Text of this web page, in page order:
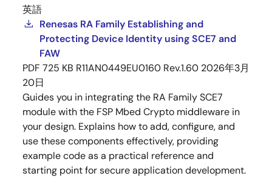
英語
Renesas RA Family Establishing and
Protecting Device Identity using SCE7 and
FAW
PDF 725 KB R11AN0449EU0160 Rev.1.60 2026年3月
20日
Guides you in integrating the RA Family SCE7
module with the FSP Mbed Crypto middleware in
your design. Explains how to add, configure, and
use these components effectively, providing
example code as a practical reference and
starting point for secure application development.